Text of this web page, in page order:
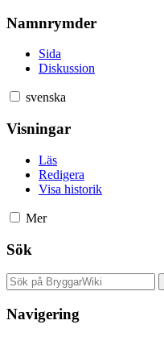
Namnrymder
Sida
Diskussion
svenska
Visningar
Läs
Redigera
Visa historik
Mer
Sök
Navigering